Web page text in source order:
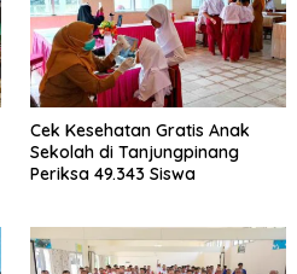
Cek Kesehatan Gratis Anak
Sekolah di Tanjungpinang
Periksa 49.343 Siswa